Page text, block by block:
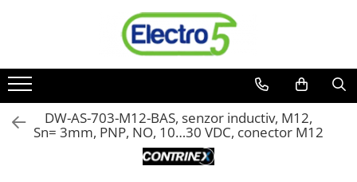
Sisteme de automatizare si control
Automate programabile
Seria DVP-Slim PLC-CPU
DW-AS-703-M12-BAS, senzor inductiv, M12,
Sn= 3mm, PNP, NO, 10…30 VDC, conector M12